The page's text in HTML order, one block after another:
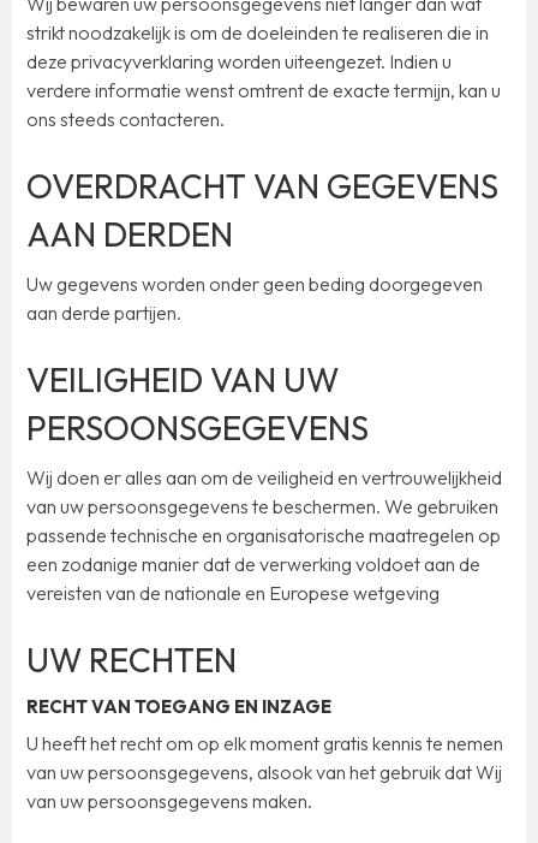
strikt noodzakelijk is om de doeleinden te realiseren die in
deze privacyverklaring worden uiteengezet. Indien u
verdere informatie wenst omtrent de exacte termijn, kan u
ons steeds contacteren.
OVERDRACHT VAN GEGEVENS
AAN DERDEN
Uw gegevens worden onder geen beding doorgegeven
aan derde partijen.
VEILIGHEID VAN UW
PERSOONSGEGEVENS
Wij doen er alles aan om de veiligheid en vertrouwelijkheid
van uw persoonsgegevens te beschermen. We gebruiken
passende technische en organisatorische maatregelen op
een zodanige manier dat de verwerking voldoet aan de
vereisten van de nationale en Europese wetgeving
UW RECHTEN
RECHT VAN TOEGANG EN INZAGE
U heeft het recht om op elk moment gratis kennis te nemen
van uw persoonsgegevens, alsook van het gebruik dat Wij
van uw persoonsgegevens maken.